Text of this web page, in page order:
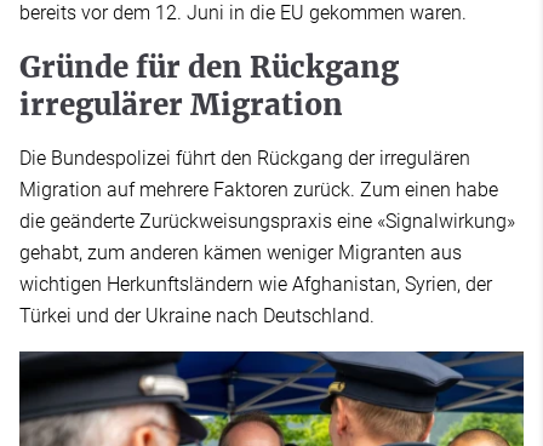
bereits vor dem 12. Juni in die EU gekommen waren.
Gründe für den Rückgang
irregulärer Migration
Die Bundespolizei führt den Rückgang der irregulären
Migration auf mehrere Faktoren zurück. Zum einen habe
die geänderte Zurückweisungspraxis eine «Signalwirkung»
gehabt, zum anderen kämen weniger Migranten aus
wichtigen Herkunftsländern wie Afghanistan, Syrien, der
Türkei und der Ukraine nach Deutschland.